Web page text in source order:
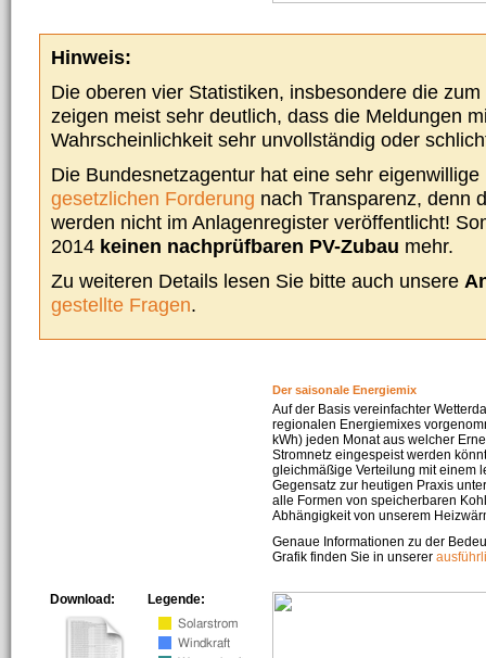
Hinweis:
Die oberen vier Statistiken, insbesondere die
zeigen meist sehr deutlich, dass die Meldungen
Wahrscheinlichkeit sehr unvollständig oder
Die Bundesnetzagentur hat eine sehr
gesetzlichen Forderung nach Transparenz, denn
werden nicht im Anlagenregister veröffentlicht!
2014 keinen nachprüfbaren PV-Zubau mehr.
Zu weiteren Details lesen Sie bitte auch unsere
gestellte Fragen.
Der saisonale Energiemix
Auf der Basis vereinfachter
regionalen Energiemixes
kWh) jeden Monat aus welcher
Stromnetz eingespeist werden
gleichmäßige Verteilung mit einem
Gegensatz zur heutigen Praxis
alle Formen von speicherbaren
Abhängigkeit von unserem
Genaue Informationen zu der
Grafik finden Sie in unserer
Legende:
Download: